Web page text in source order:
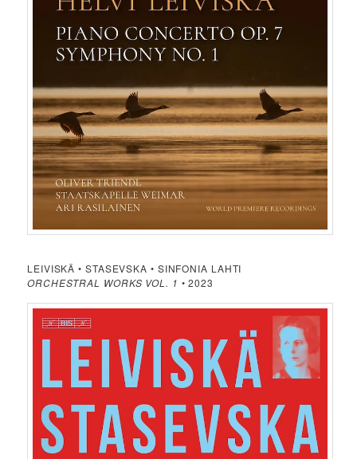
LEIVISKÄ • STASEVSKA • SINFONIA LAHTI
ORCHESTRAL WORKS VOL. 1 • 2023